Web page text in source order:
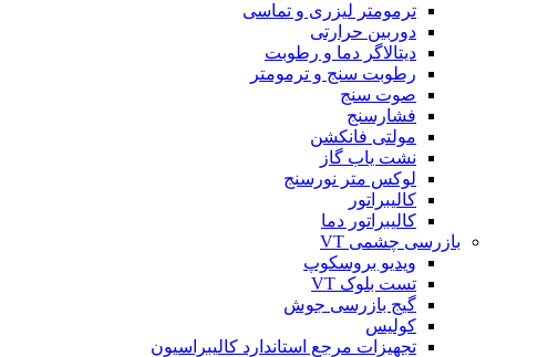
ترمومتر لیزری و تماسی
دوربین حرارتی
دیتالاگر دما و رطوبت
رطوبت سنج و ترمومتر
صوت سنج
فشارسنج
مولتی فانکشن
نشت یاب گاز
لوکس متر نورسنج
کالیبراتور
کالیبراتور دما
بازرسی چشمی VT
ویدیو بروسکوپ
تست بلوک VT
گیج بازرسی جوش
کولیس
تجهیزات مرجع استاندارد کالیبراسیون